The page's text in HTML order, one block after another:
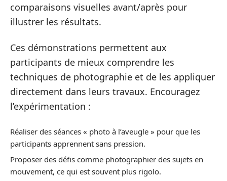
comparaisons visuelles avant/après pour
illustrer les résultats.
Ces démonstrations permettent aux
participants de mieux comprendre les
techniques de photographie et de les appliquer
directement dans leurs travaux. Encouragez
l’expérimentation :
Réaliser des séances « photo à l’aveugle » pour que les
participants apprennent sans pression.
Proposer des défis comme photographier des sujets en
mouvement, ce qui est souvent plus rigolo.